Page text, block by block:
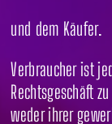
und dem Käufer.
Verbraucher ist
Rechtsgeschäft
weder ihrer